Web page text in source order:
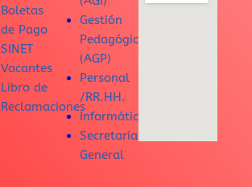
Boletas
de Pago
SINET
Vacantes
Libro de
Reclamaciones
Gestión
Pedagógica
(AGP)
Personal
/RR.HH.
Informática
Secretaría
General